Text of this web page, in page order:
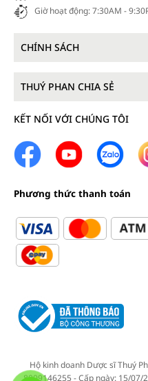
Giờ hoạt động: 7:30AM -
CHÍNH SÁCH
THUÝ PHAN CHIA SẺ
KẾT NỐI VỚI CHÚNG TÔI
Phương thức thanh toán
Hộ kinh doanh Dược sĩ Thuý
8009146255 - Cấp ngày: 15/07/